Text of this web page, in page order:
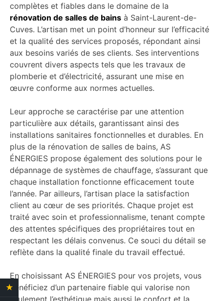
complètes et fiables dans le domaine de la
rénovation de salles de bains à Saint-Laurent-de-
Cuves. L’artisan met un point d’honneur sur l’efficacité
et la qualité des services proposés, répondant ainsi
aux besoins variés de ses clients. Ses interventions
couvrent divers aspects tels que les travaux de
plomberie et d’électricité, assurant une mise en
œuvre conforme aux normes actuelles.
Leur approche se caractérise par une attention
particulière aux détails, garantissant ainsi des
installations sanitaires fonctionnelles et durables. En
plus de la rénovation de salles de bains, AS
ÉNERGIES propose également des solutions pour le
dépannage de systèmes de chauffage, s’assurant que
chaque installation fonctionne efficacement toute
l’année. Par ailleurs, l’artisan place la satisfaction
client au cœur de ses priorités. Chaque projet est
traité avec soin et professionnalisme, tenant compte
des attentes spécifiques des propriétaires tout en
respectant les délais convenus. Ce souci du détail se
reflète dans la qualité finale du travail effectué.
En choisissant AS ÉNERGIES pour vos projets, vous
bénéficiez d’un partenaire fiable qui valorise non
seulement l’esthétique mais aussi le confort et la
★ 4.4 Avis clients